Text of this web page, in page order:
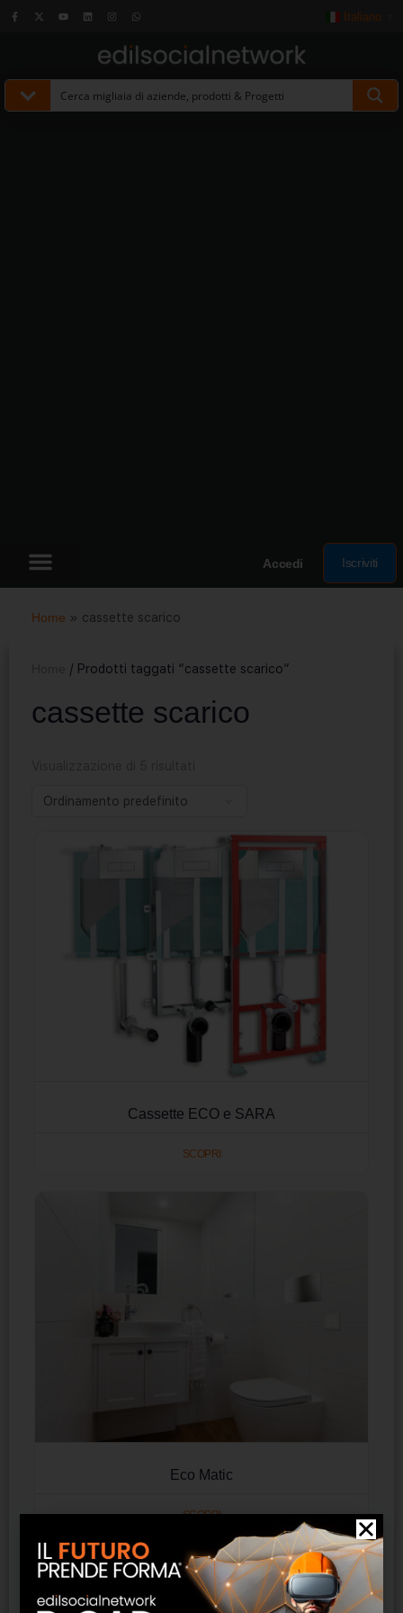
Italiano
Accedi Iscriviti
Home » cassette scarico
/ Prodotti taggati “cassette scarico”
cassette scarico
Cassette ECO e SARA
SCOPRI
Eco Matic
SCOPRI